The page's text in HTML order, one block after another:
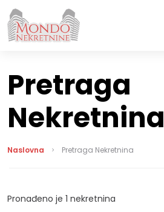
Pretraga
Nekretnina
Naslovna Pretraga Nekretnina
Pronađeno je 1 nekretnina